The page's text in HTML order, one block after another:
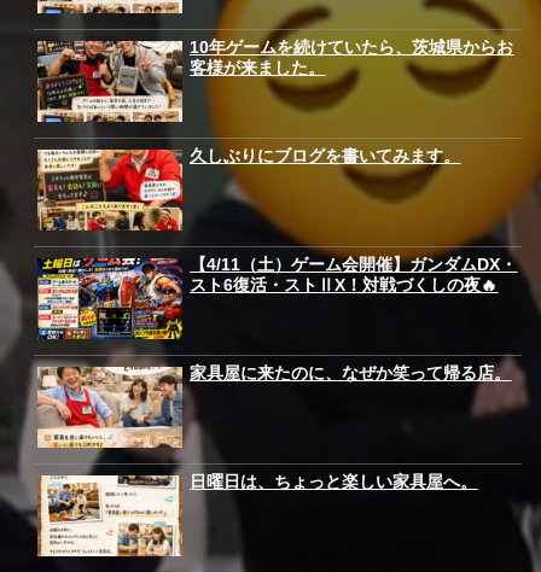
10年ゲームを続けていたら、茨城県からお
客様が来ました。
久しぶりにブログを書いてみます。
【4/11（土）ゲーム会開催】ガンダムDX・
スト6復活・ストⅡX！対戦づくしの夜🔥
家具屋に来たのに、なぜか笑って帰る店。
日曜日は、ちょっと楽しい家具屋へ。